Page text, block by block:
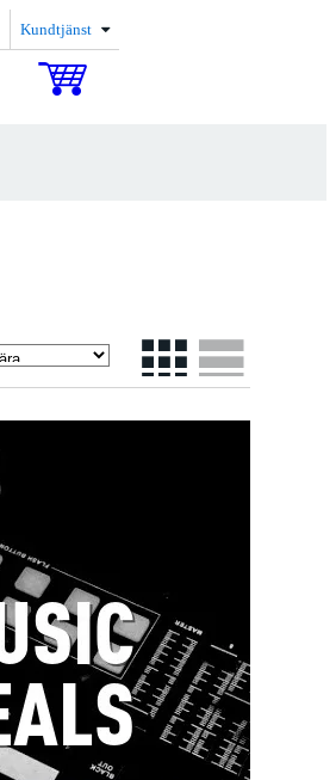
Kundtjänst